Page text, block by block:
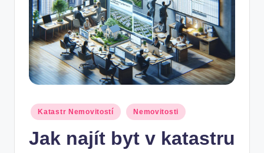
PostedKatastr Nemovitostí Nemovitosti
Jak najít byt v katastru